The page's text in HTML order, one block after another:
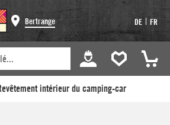
Bertrange DE FR